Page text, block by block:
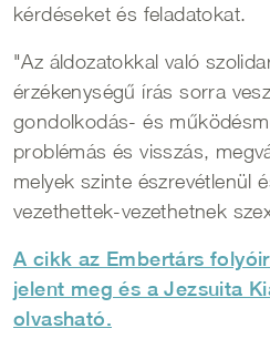
kérdéseket és feladatokat.
"Az áldozatokkal való
érzékenységű írás sorra
gondolkodás- és
problémás és visszás,
melyek szinte észrevétlenül
vezethettek-vezethetnek
A cikk az Embertárs
jelent meg és a Jezsuita
olvasható.